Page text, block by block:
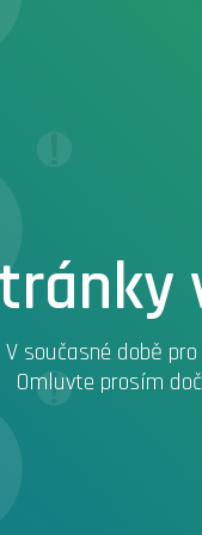
V současné době
Omluvte prosím